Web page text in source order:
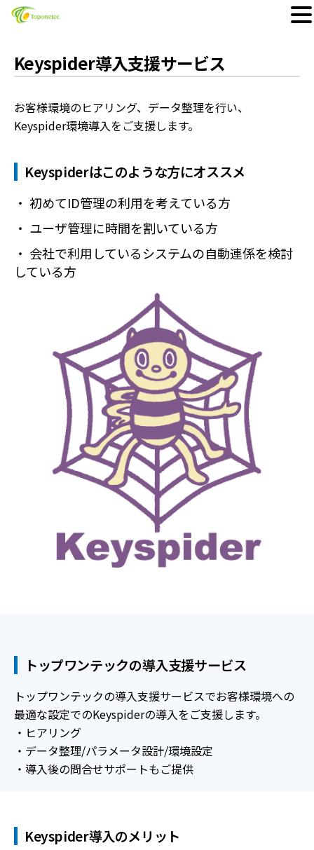
content
Keyspider導入支援サービス
お客様環境のヒアリング、データ整理を行い、
Keyspider環境導入をご支援します。
Keyspiderはこのような方にオススメ
・ 初めてID管理の利用を考えている方
・ ユーザ管理に時間を割いている方
・ 会社で利用しているシステムの自動連係を検討
している方
トップワンテックの導入支援サービス
トップワンテックの導入支援サービスでお客様環境への
最適な設定でのKeyspiderの導入をご支援します。
・ヒアリング
・データ整理/パラメータ設計/環境設定
・導入後の問合せサポートもご提供
Keyspider導入のメリット